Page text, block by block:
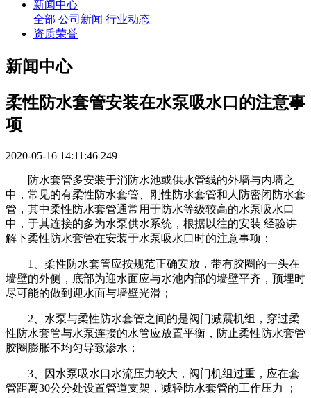
新闻中心
全部 公司新闻 行业动态
资质荣誉
新闻中心
柔性防水套管安装在水泵吸水口的注意事
项
2020-05-16 14:11:46 249
防水套管多安装于消防水池或供水管线的外墙与内墙之
中，常见的有柔性防水套管、刚性防水套管和人防密闭防水套
管，其中柔性防水套管通常用于防水等级较高的水泵吸水口
中，于其连接的多为水泵供水系统，根据以往的安装 经验讲
解下柔性防水套管在安装于水泵吸水口时的注意事项：
1、柔性防水套管应按规范正确安放，带有胶圈的一头在
墙壁的外侧，底部为迎水面应与水池内部的墙壁平齐，预埋时
尽可能的做到迎水面与墙壁光滑；
2、水泵与柔性防水套管之间的是阀门减震机组，穿过柔
性防水套管与水泵连接的水管应放置平衡，防止柔性防水套管
胶圈膨胀不均匀导致渗水；
3、因水泵吸水口水流压力较大，阀门机组过重，应在套
管距离30公分处设置管道支架，减轻防水套管的工作压力 ；